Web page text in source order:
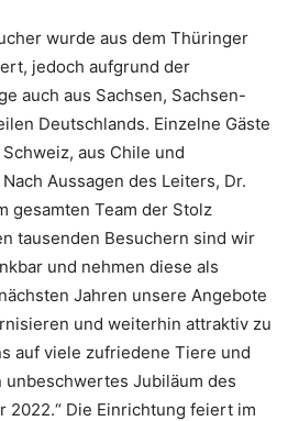
wurde aus dem Thüringer
jedoch aufgrund der
auch aus Sachsen, Sachsen-
Deutschlands. Einzelne Gäste
aus Chile und
Aussagen des Leiters, Dr.
gesamten Team der Stolz
tausenden Besuchern sind wir
und nehmen diese als
Jahren unsere Angebote
und weiterhin attraktiv zu
auf viele zufriedene Tiere und
Jubiläum des
2022.“ Die Einrichtung feiert im